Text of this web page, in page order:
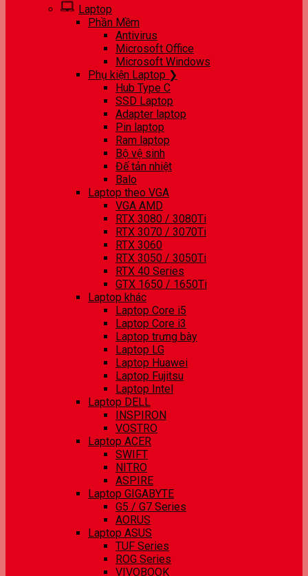
Laptop
Phần Mềm
Antivirus
Microsoft Office
Microsoft Windows
Phụ kiện Laptop ❯
Hub Type C
SSD Laptop
Adapter laptop
Pin laptop
Ram laptop
Bộ vệ sinh
Đế tản nhiệt
Balo
Laptop theo VGA
VGA AMD
RTX 3080 / 3080Ti
RTX 3070 / 3070Ti
RTX 3060
RTX 3050 / 3050Ti
RTX 40 Series
GTX 1650 / 1650Ti
Laptop khác
Laptop Core i5
Laptop Core i3
Laptop trưng bày
Laptop LG
Laptop Huawei
Laptop Fujitsu
Laptop Intel
Laptop DELL
INSPIRON
VOSTRO
Laptop ACER
SWIFT
NITRO
ASPIRE
Laptop GIGABYTE
G5 / G7 Series
AORUS
Laptop ASUS
TUF Series
ROG Series
VIVOBOOK